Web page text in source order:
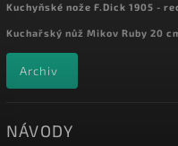
Kuchyňské nože F.Dick 1905 -
Kuchařský nůž Mikov Ruby 20
Archiv
NÁVODY